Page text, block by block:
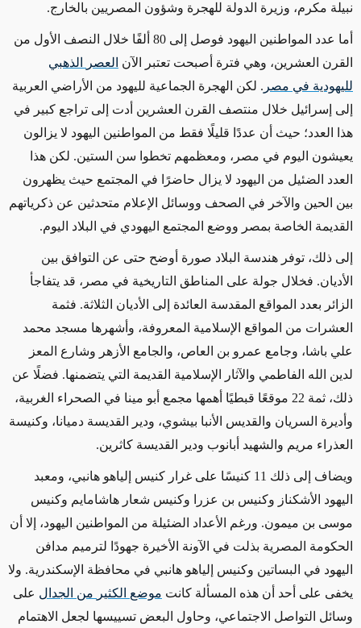
نبيلة مكرم، وزيرة الدولة للهجرة وشؤون المصريين بالخارج.
أما عدد المواطنين اليهود فوصل إلى 80 ألفًا خلال النصف الأول من
القرن العشرين، وهي فترة أصبحت تعتبر الآن العصر
الذهبي
لليهودية في مصر . لكن الهجرة الجماعية لليهود من الأراضي العربية
إلى إسرائيل خلال منتصف القرن العشرين أدت إلى تراجع كبير في
هذا العدد؛ حيث أن عددًا قليلًا فقط من المواطنين اليهود لا يزالون
يعيشون اليوم في مصر، ومعظمهم تخطوا سن الستين. لكن هذا
العدد الضئيل من اليهود لا يزال حاضرًا في المجتمع حيث يظهرون
بين الحين والآخر في الصحف ووسائل الإعلام متحدثين عن ذكرياتهم
القديمة الخاصة بمصر ووضع المجتمع اليهودي في البلاد اليوم.
إلى ذلك، توفر هندسة البلاد صورة أوضح حتى عن التوافق بين
الأديان. فخلال جولة على المناطق التاريخية في مصر، قد يتفاجأ
الزائر بعدد المواقع المقدسة العائدة إلى الأديان الثلاثة. فثمة
العشرات من المواقع الإسلامية المعروفة، وأشهرها مسجد محمد
علي باشا، وجامع عمرو بن العاص، والجامع الأزهر وشارع المعز
لدين الله الفاطمي والآثار الإسلامية القديمة التي يتضمنها. فضلًا عن
ذلك، ثمة 22 موقعًا قبطيًا أهمها مجمع أبو مينا في الصحراء الغربية،
وأديرة السريان والقديس الأنبا بيشوي، ودير القديسة دميانا، وكنيسة
العذراء مريم والشهيد أبانوب ودير القديسة كاثرين.
ويضاف إلى ذلك 11 كنيسًا على غرار كنيس إلياهو هانبي، ومعبد
اليهود الأشكناز وكنيس بن عزرا وكنيس شعار هاشامايم وكنيس
موسى بن ميمون. ورغم الأعداد الضئيلة من المواطنين اليهود، إلا أن
الحكومة المصرية بذلت في الآونة الأخيرة جهودًا لترميم مدافن
اليهود في البساتين وكنيس إلياهو هانبي في محافظة الإسكندرية. ولا
يخفى على أحد أن هذه المسألة كانت موضع الكثير من الجدال على
وسائل التواصل الاجتماعي، وحاول البعض تسييسها لجعل الاهتمام